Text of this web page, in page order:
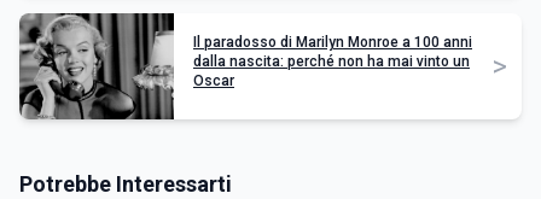
Il paradosso di Marilyn Monroe a 100 anni
dalla nascita: perché non ha mai vinto un
Oscar
>
Potrebbe Interessarti